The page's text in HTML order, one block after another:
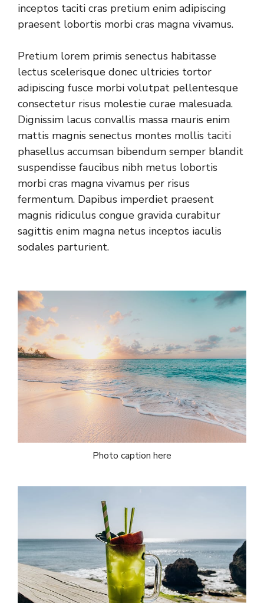
inceptos taciti cras pretium enim adipiscing
praesent lobortis morbi cras magna vivamus.
Pretium lorem primis senectus habitasse
lectus scelerisque donec ultricies tortor
adipiscing fusce morbi volutpat pellentesque
consectetur risus molestie curae malesuada.
Dignissim lacus convallis massa mauris enim
mattis magnis senectus montes mollis taciti
phasellus accumsan bibendum semper blandit
suspendisse faucibus nibh metus lobortis
morbi cras magna vivamus per risus
fermentum. Dapibus imperdiet praesent
magnis ridiculus congue gravida curabitur
sagittis enim magna netus inceptos iaculis
sodales parturient.
Photo caption here